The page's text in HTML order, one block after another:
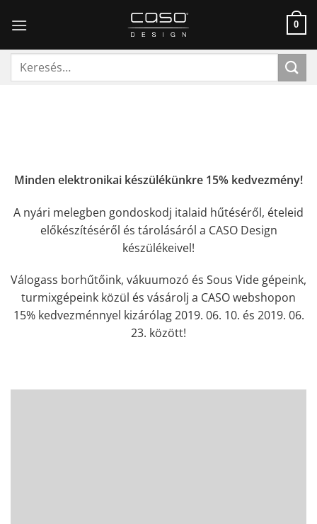
0
Keresés
Minden elektronikai készülékünkre 15% kedvezmény!
A nyári melegben gondoskodj italaid hűtéséről, ételeid
előkészítéséről és tárolásáról a CASO Design
készülékeivel!
Válogass borhűtőink, vákuumozó és Sous Vide gépeink,
turmixgépeink közül és vásárolj a CASO webshopon
15% kedvezménnyel kizárólag 2019. 06. 10. és 2019. 06.
23. között!